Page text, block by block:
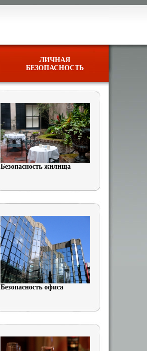
ЛИЧНАЯ
БЕЗОПАСНОСТЬ
Безопасность жилища
Безопасность офиса